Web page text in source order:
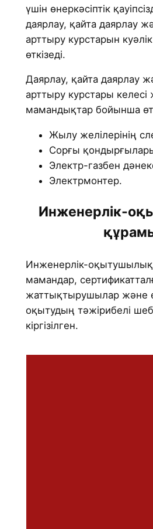
үшін өнеркәсіптік
даярлау, қайта даярлау
арттыру курстарын
өткізеді.
Даярлау, қайта даярлау
арттыру курстары
мамандықтар бойынша
Жылу желілерінің
Сорғы
Электр-газбен
Электрмонтер.
Инженерлік-
Инженерлік-оқытушылық
мамандар,
жаттықтырушылар және
оқытудың тәжірибелі
кіргізілген.